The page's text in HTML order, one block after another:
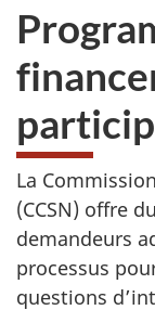
La
(CCSN) offre
demandeurs
processus
questions